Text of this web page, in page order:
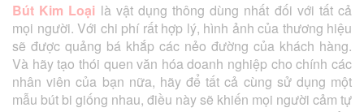
Bút Kim Loại là vật dụng thông dùng nhất đối với tất cả
mọi người. Với chi phí rất hợp lý, hình ảnh của thương hiệu
sẽ được quảng bá khắp các nẻo đường của khách hàng.
Và hãy tạo thói quen văn hóa doanh nghiệp cho chính các
nhân viên của bạn nữa, hãy để tất cả cùng sử dụng một
mẫu bút bi giống nhau, điều này sẽ khiến mọi người cảm tự